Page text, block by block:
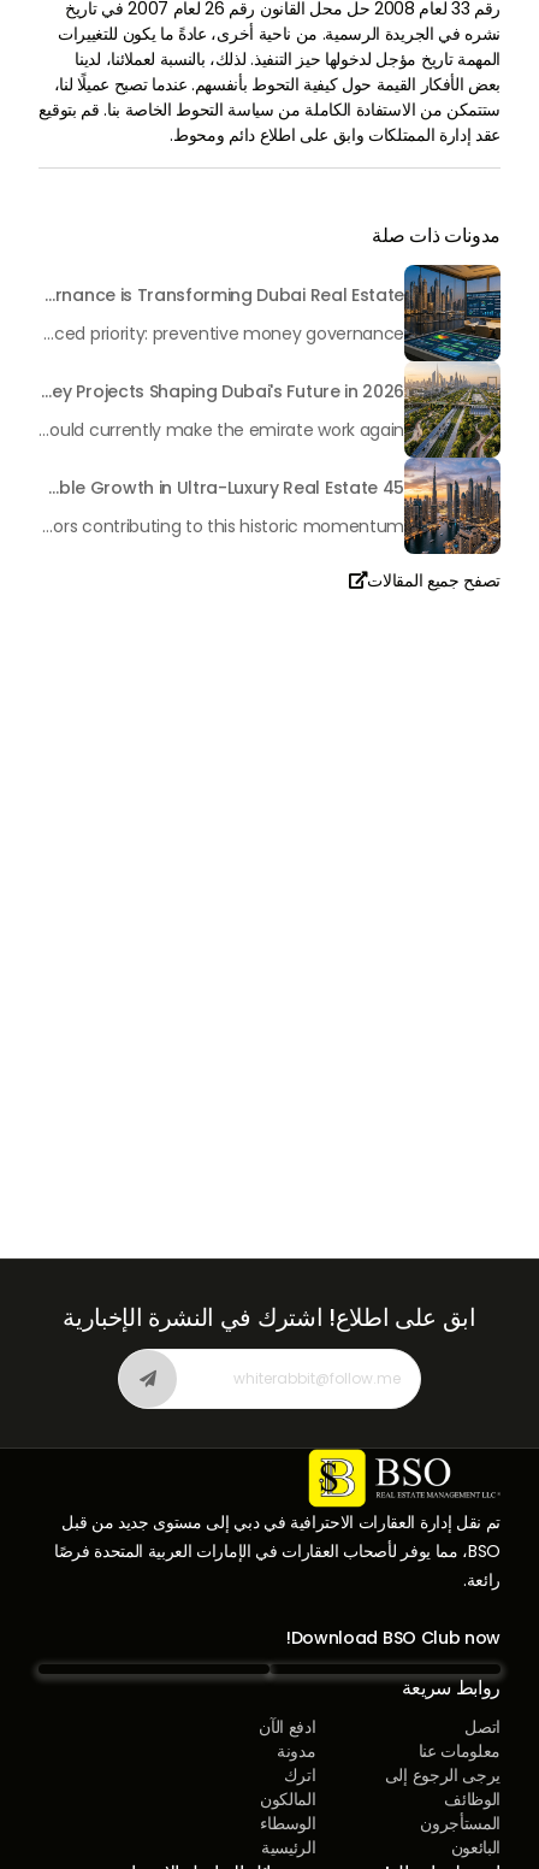
رقم 33 لعام 2008 حل محل القانون رقم 26 لعام 2007 في تاريخ
نشره في الجريدة الرسمية. من ناحية أخرى، عادةً ما يكون للتغييرات
المهمة تاريخ مؤجل لدخولها حيز التنفيذ. لذلك، بالنسبة لعملائنا، لدينا
بعض الأفكار القيمة حول كيفية التحوط بأنفسهم. عندما تصبح عميلًا لنا،
ستتمكن من الاستفادة الكاملة من سياسة التحوط الخاصة بنا. قم بتوقيع
عقد إدارة الممتلكات وابق على اطلاع دائم ومحوط.
مدونات ذات صلة
Beyond Maintenance: How Preventive Money Governance is Transforming Dubai Real Estate
In the rapidly changing milieu of Dubai's real estate sector, the year 2026 has triggered a substantial change in baggage handling practices. We have progressed beyond time when asset handling is simply a matter of "repairing leaks" or "accumulating bills". Currently, prudent businesses, builders and residents expect a more enhanced priority: preventive money governance.
Transforming the "Pearl of the World": 5 Key Projects Shaping Dubai's Future in 2026
Dubai has once again captivated a worldwide target audience with several groundbreaking mega-works that redefine the boundaries of engineering, sustainability and urban living. As we progress to May 2026, these ventures are evolving from bold ideas into concrete realities, cementing Dubai’s role as a worldwide leader in innovation and smart metropolitan development. From the depths of the ocean to the heights of the skyline, here's a complete examination of 5 massive projects that could currently make the emirate work again.
45 Days of Risen: An Analysis of Dubai’s Remarkable Growth in Ultra-Luxury Real Estate
The luxury real property market in Dubai is experiencing a remarkable upward push, strengthening its position as the leading worldwide hub for high-internet value investors. By the end of April 2026, the market has proven formidable resilience and growth, fueled by a blend of world-class infrastructure, strategic financial policies and a remarkable way of life worldwide Presented below is a complete analysis of the contemporary state of the ultra-luxury sector in Dubai, and the number one factors contributing to this historic momentum.
تصفح جميع المقالات
تم نقل إدارة العقارات الاحترافية في دبي إلى مستوى جديد من قبل
BSO، مما يوفر لأصحاب العقارات في الإمارات العربية المتحدة فرصًا
رائعة.
Download BSO Club now!
روابط سريعة
اتصل
ادفع الآن
معلومات عنا
مدونة
يرجى الرجوع إلى
اترك
الوظائف
المالكون
المستأجرون
الوسطاء
البائعون
الرئيسية
ابق على اطلاع! اشترك في النشرة الإخبارية